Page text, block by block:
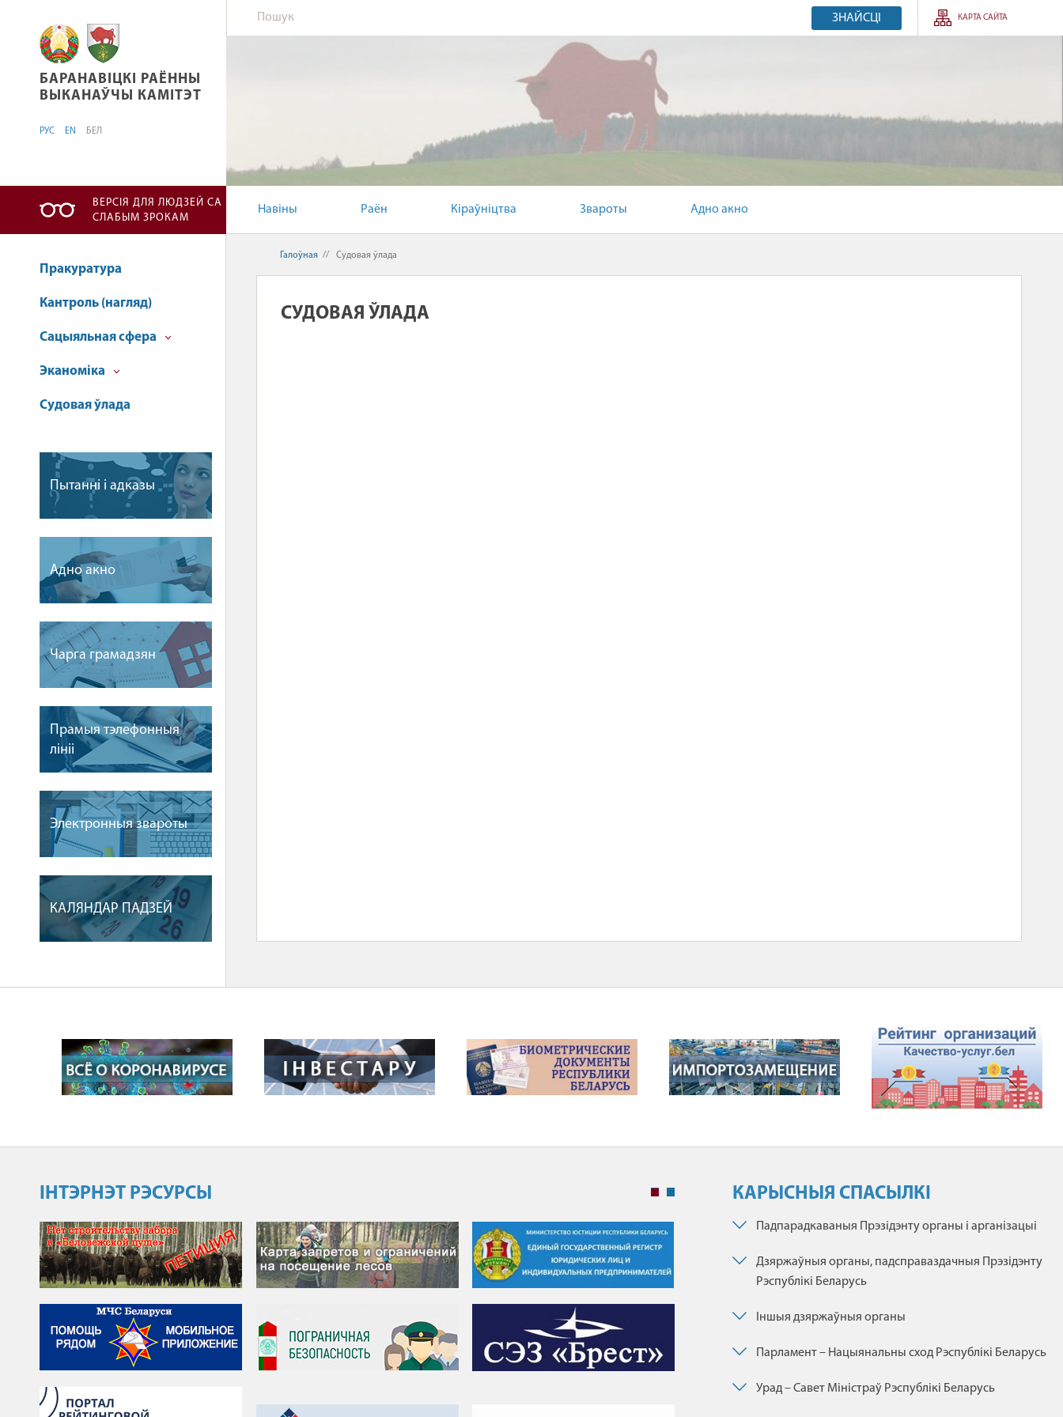
БАРАНАВІЦКІ РАЁННЫ ВЫКАНАЎЧЫ КАМІТЭТ
БАРАНАВІЦКІ РАЁННЫ
ВЫКАНАЎЧЫ КАМІТЭТ
РУС EN БЕЛ
ЗНАЙСЦІ КАРТА САЙТА
ВЕРСІЯ ДЛЯ ЛЮДЗЕЙ СА
СЛАБЫМ ЗРОКАМ
Навіны Раён Кіраўніцтва Звароты Адно акно
Пракуратура
Кантроль (нагляд)
Сацыяльная сфера
Эканоміка
Судовая ўлада
Пытаннi i адказы
Адно акно
Чарга грамадзян
Прамыя тэлефонныя
лiнii
Электронныя звароты
КАЛЯНДАР ПАДЗЕЙ
Галоўная // Судовая ўлада
СУДОВАЯ ЎЛАДА
ІНТЭРНЭТ РЭСУРСЫ КАРЫСНЫЯ СПАСЫЛКІ
Падпарадкаваныя Прэзідэнту органы і арганізацыі
Дзяржаўныя органы, падсправаздачныя Прэзідэнту
Рэспублікі Беларусь
Іншыя дзяржаўныя органы
Парламент – Нацыянальны сход Рэспублікі Беларусь
Урад – Савет Міністраў Рэспублікі Беларусь